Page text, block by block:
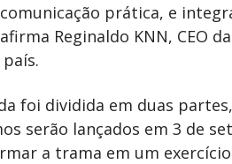
prática, e
Reginaldo KNN, CEO
foi dividida em duas
serão lançados em 3 de
a trama em um